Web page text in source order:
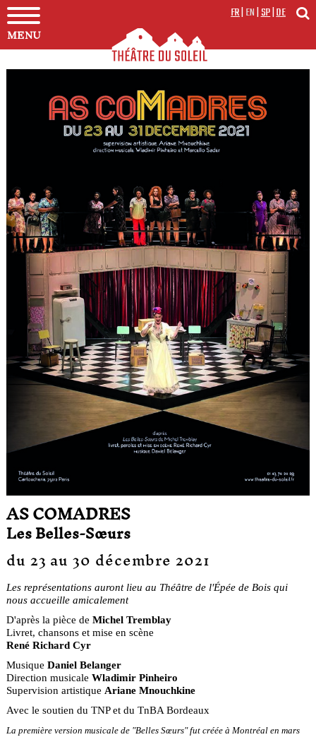
MENU
FR|EN|SP|DE
AS COMADRES
Les Belles-Sœurs
du 23 au 30 décembre 2021
Les représentations auront lieu au Théâtre de l'Épée de Bois qui
nous accueille amicalement
D'après la pièce de Michel Tremblay
Livret, chansons et mise en scène
René Richard Cyr
Musique Daniel Belanger
Direction musicale Wladimir Pinheiro
Supervision artistique Ariane Mnouchkine
Avec le soutien du TNP et du TnBA Bordeaux
La première version musicale de "Belles Sœurs" fut créée à Montréal en mars